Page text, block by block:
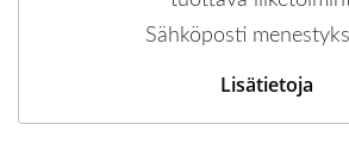
Sähköposti
Lisätietoja